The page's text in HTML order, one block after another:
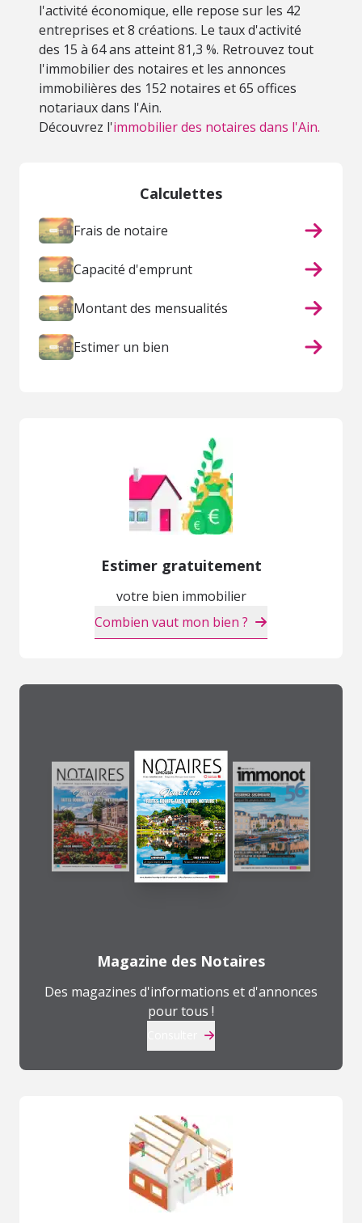
l'activité économique, elle repose sur les 42
entreprises et 8 créations. Le taux d'activité
des 15 à 64 ans atteint 81,3 %. Retrouvez tout
l'immobilier des notaires et les annonces
immobilières des 152 notaires et 65 offices
notariaux dans l'Ain.
Découvrez l'immobilier des notaires dans l'Ain.
Calculettes
Frais de notaire
Capacité d'emprunt
Montant des mensualités
Estimer un bien
Estimer gratuitement
votre bien immobilier
Combien vaut mon bien ?
Magazine des Notaires
Des magazines d'informations et d'annonces
pour tous !